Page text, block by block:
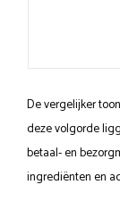
De vergelijker
deze volgorde
betaal- en
ingrediënten en